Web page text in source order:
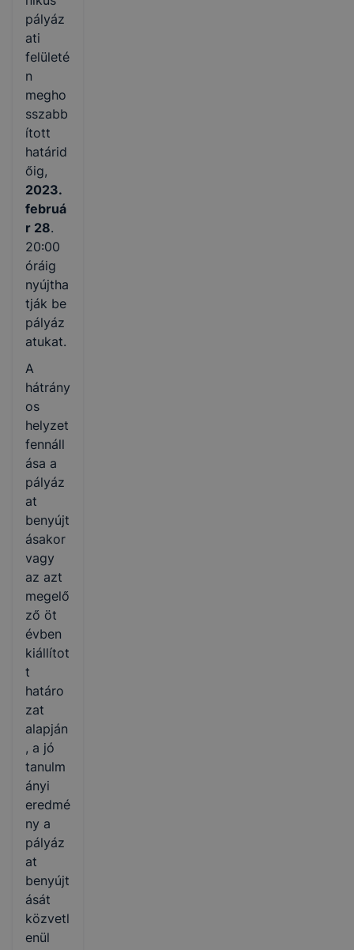
pályáz
ati
felületé
n
megho
sszabb
ított
határid
őig,
2023.
februá
r 28.
20:00
óráig
nyújtha
tják be
pályáz
atukat.
A
hátrány
os
helyzet
fennáll
ása a
pályáz
at
benyújt
ásakor
vagy
az azt
megelő
ző öt
évben
kiállítot
t
határo
zat
alapján
, a jó
tanulm
ányi
eredmé
ny a
pályáz
at
benyújt
ását
közvetl
enül